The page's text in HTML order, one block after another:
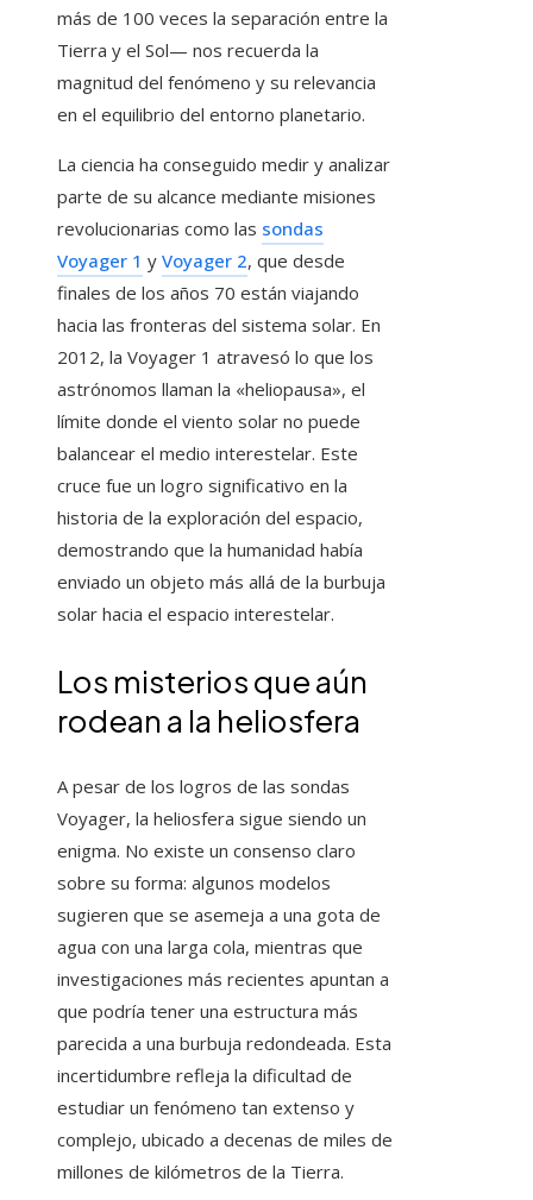
más de 100 veces la separación entre la
Tierra y el Sol— nos recuerda la
magnitud del fenómeno y su relevancia
en el equilibrio del entorno planetario.
La ciencia ha conseguido medir y analizar
parte de su alcance mediante misiones
revolucionarias como las sondas
Voyager 1 y Voyager 2, que desde
finales de los años 70 están viajando
hacia las fronteras del sistema solar. En
2012, la Voyager 1 atravesó lo que los
astrónomos llaman la «heliopausa», el
límite donde el viento solar no puede
balancear el medio interestelar. Este
cruce fue un logro significativo en la
historia de la exploración del espacio,
demostrando que la humanidad había
enviado un objeto más allá de la burbuja
solar hacia el espacio interestelar.
Los misterios que aún
rodean a la heliosfera
A pesar de los logros de las sondas
Voyager, la heliosfera sigue siendo un
enigma. No existe un consenso claro
sobre su forma: algunos modelos
sugieren que se asemeja a una gota de
agua con una larga cola, mientras que
investigaciones más recientes apuntan a
que podría tener una estructura más
parecida a una burbuja redondeada. Esta
incertidumbre refleja la dificultad de
estudiar un fenómeno tan extenso y
complejo, ubicado a decenas de miles de
millones de kilómetros de la Tierra.